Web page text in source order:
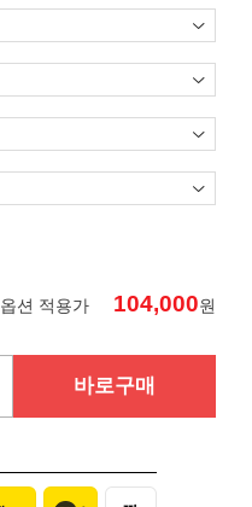
옵션 적용가 104,000원
바로구매